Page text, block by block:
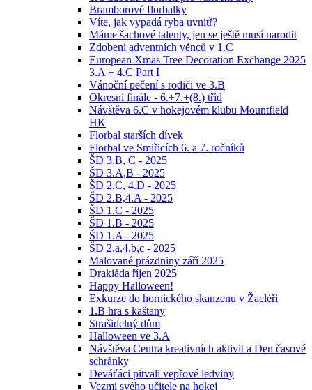
Bramborové florbalky
Víte, jak vypadá ryba uvnitř?
Máme šachové talenty, jen se ještě musí narodit
Zdobení adventních věnců v 1.C
European Xmas Tree Decoration Exchange 2025
3.A + 4.C Part I
Vánoční pečení s rodiči ve 3.B
Okresní finále - 6.+7.+(8.) tříd
Návštěva 6.C v hokejovém klubu Mountfield
HK
Florbal starších dívek
Florbal ve Smiřicích 6. a 7. ročníků
ŠD 3.B, C - 2025
ŠD 3.A,B - 2025
ŠD 2.C, 4.D - 2025
ŠD 2.B,4.A - 2025
ŠD 1.C - 2025
ŠD 1.B - 2025
ŠD 1.A - 2025
ŠD 2.a,4.b,c - 2025
Malované prázdniny září 2025
Drakiáda říjen 2025
Happy Halloween!
Exkurze do hornického skanzenu v Žacléři
1.B hra s kaštany
Strašidelný dům
Halloween ve 3.A
Návštěva Centra kreativních aktivit a Den časové
schránky
Deváťáci pitvali vepřové ledviny
Vezmi svého učitele na hokej